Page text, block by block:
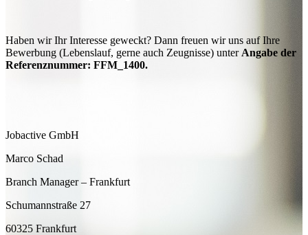
Haben wir Ihr Interesse geweckt? Dann freuen wir uns auf Ihre
Bewerbung (Lebenslauf, gerne auch Zeugnisse) unter Angabe der
Referenznummer: FFM_1400.
Jobactive GmbH
Marco Schad
Branch Manager – Frankfurt
Schumannstraße 27
60325 Frankfurt